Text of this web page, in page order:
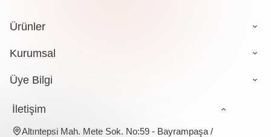
Ürünler
Kurumsal
Üye Bilgi
İletişim
Altıntepsi Mah. Mete Sok. No:59 - Bayrampaşa /